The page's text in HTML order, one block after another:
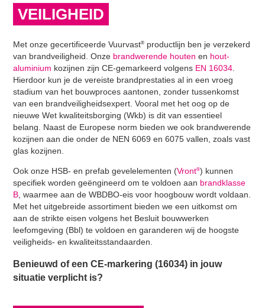
VEILIGHEID
Met onze gecertificeerde Vuurvast® productlijn ben je verzekerd
van brandveiligheid. Onze brandwerende houten en hout-
aluminium kozijnen zijn CE-gemarkeerd volgens EN 16034
Hierdoor kun je de vereiste brandprestaties al in een vroeg
stadium van het bouwproces aantonen, zonder tussenkomst
van een brandveiligheidsexpert. Vooral met het oog op de
nieuwe Wet kwaliteitsborging (Wkb) is dit van essentieel
belang. Naast de Europese norm bieden we ook brandwerende
kozijnen aan die onder de NEN 6069 en 6075 vallen, zoals vast
glas kozijnen.
Ook onze HSB- en prefab gevelelementen (Vront®) kunnen
specifiek worden geëngineerd om te voldoen aan brandklasse
B , waarmee aan de WBDBO-eis voor hoogbouw wordt voldaan.
Met het uitgebreide assortiment bieden we een uitkomst om
aan de strikte eisen volgens het Besluit bouwwerken
leefomgeving (Bbl) te voldoen en garanderen wij de hoogste
veiligheids- en kwaliteitsstandaarden.
Benieuwd of een CE-markering (16034) in jouw
situatie verplicht is?